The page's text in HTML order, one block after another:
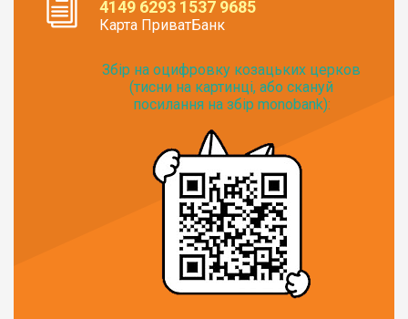
4149 6293 1537 9685
Карта ПриватБанк
Збір на оцифровку козацьких церков
(тисни на картинці, або скануй
посилання на збір monobank):